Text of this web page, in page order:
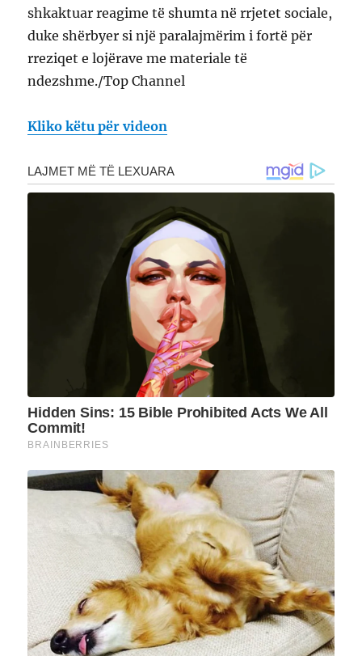
shkaktuar reagime të shumta në rrjetet sociale,
duke shërbyer si një paralajmërim i fortë për
rreziqet e lojërave me materiale të
ndezshme./Top Channel
Kliko këtu për videon